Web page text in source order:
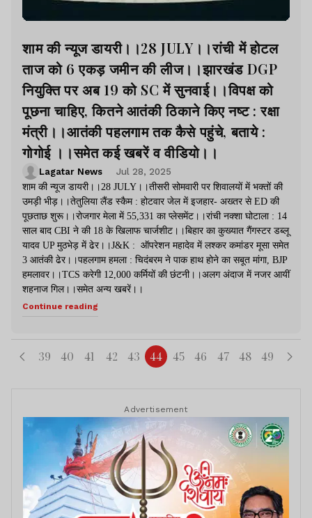
शाम की न्यूज डायरी।।28 JULY।।रांची में होटल
ताज को 6 एकड़ जमीन की लीज।।झारखंड DGP
नियुक्ति पर अब 19 को SC में सुनवाई।।विपक्ष को
पूछना चाहिए, कितने आतंकी ठिकाने किए नष्ट : रक्षा
मंत्री।।आतंकी पहलगाम तक कैसे पहुंचे, बताये :
गोगोई ।।समेत कई खबरें व वीडियो।।
Lagatar News
Jul 28, 2025
शाम की न्यूज डायरी।।28 JULY।।तीसरी सोमवारी पर शिवालयों में भक्तों की
उमड़ी भीड़।।तेतुलिया लैंड स्कैम : होटवार जेल में इजहार- अख्तर से ED की
पूछताछ शुरू।।रोजगार मेला में 55,331 का प्लेसमेंट।।रांची नक्शा घोटाला : 14
साल बाद CBI ने की 18 के खिलाफ चार्जशीट।।बिहार का कुख्यात गैंगस्टर डब्लू
यादव UP मुठभेड़ में ढेर।।J&K : ऑपरेशन महादेव में लश्कर कमांडर मूसा समेत
3 आतंकी ढेर।।पहलगाम हमला : चिदंबरम ने पाक हाथ होने का सबूत मांगा, BJP
हमलावर।।TCS करेगी 12,000 कर्मियों की छंटनी।।अलग अंदाज में नजर आयीं
शहनाज गिल।।समेत अन्य खबरें।।
Continue reading
39 40 41 42 43 44 45 46 47 48 49
Advertisement